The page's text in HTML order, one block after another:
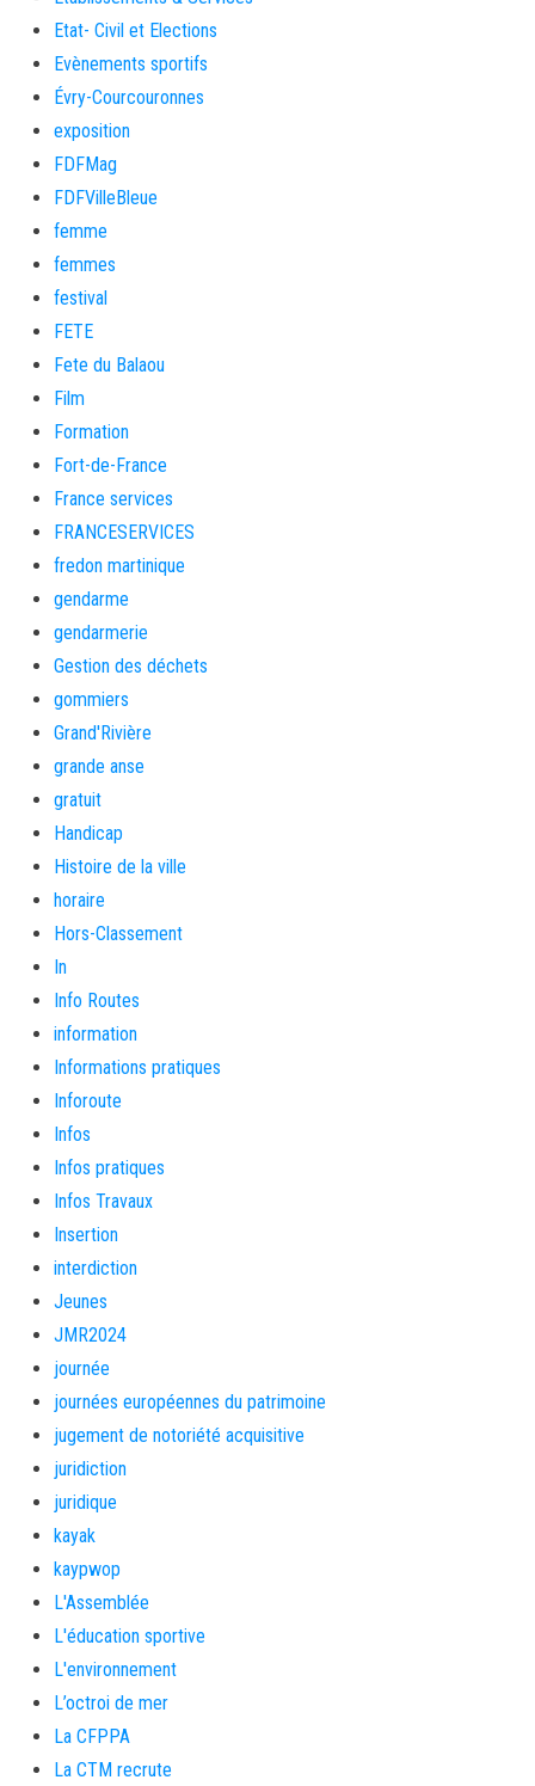
Etat- Civil et Elections
Evènements sportifs
Évry-Courcouronnes
exposition
FDFMag
FDFVilleBleue
femme
femmes
festival
FETE
Fete du Balaou
Film
Formation
Fort-de-France
France services
FRANCESERVICES
fredon martinique
gendarme
gendarmerie
Gestion des déchets
gommiers
Grand'Rivière
grande anse
gratuit
Handicap
Histoire de la ville
horaire
Hors-Classement
In
Info Routes
information
Informations pratiques
Inforoute
Infos
Infos pratiques
Infos Travaux
Insertion
interdiction
Jeunes
JMR2024
journée
journées européennes du patrimoine
jugement de notoriété acquisitive
juridiction
juridique
kayak
kaypwop
L'Assemblée
L'éducation sportive
L'environnement
L’octroi de mer
La CFPPA
La CTM recrute